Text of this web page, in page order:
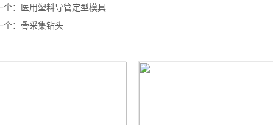
个： 医用塑料导管定型模具
： 骨采集钻头